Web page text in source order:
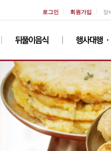
로그인 회원가입 장